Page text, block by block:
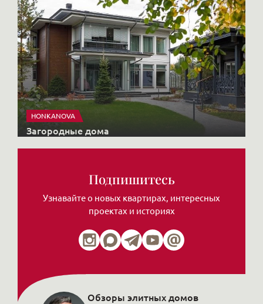
HONKANOVA
Загородные дома
Подпишитесь
Узнавайте о новых квартирах, интересных
проектах и историях
Обзоры элитных домов